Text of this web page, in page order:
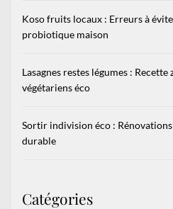
Koso fruits locaux : Erreurs à
probiotique maison
Lasagnes restes légumes :
végétariens éco
Sortir indivision éco :
durable
Catégories